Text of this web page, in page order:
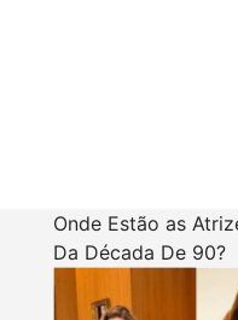
Onde Estão as
Da Década De 90?